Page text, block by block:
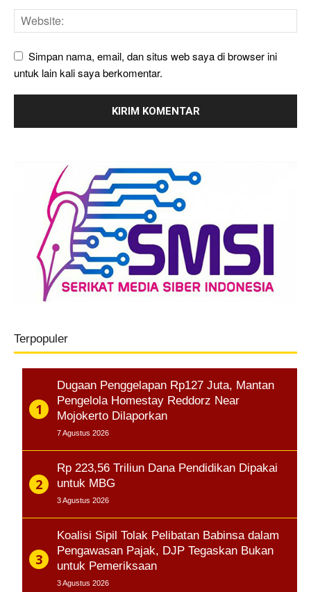
Simpan nama, email, dan situs web saya di browser ini
untuk lain kali saya berkomentar.
Terpopuler
Dugaan Penggelapan Rp127 Juta, Mantan
Pengelola Homestay Reddorz Near
Mojokerto Dilaporkan
7 Agustus 2026
Rp 223,56 Triliun Dana Pendidikan Dipakai
untuk MBG
3 Agustus 2026
Koalisi Sipil Tolak Pelibatan Babinsa dalam
Pengawasan Pajak, DJP Tegaskan Bukan
untuk Pemeriksaan
3 Agustus 2026